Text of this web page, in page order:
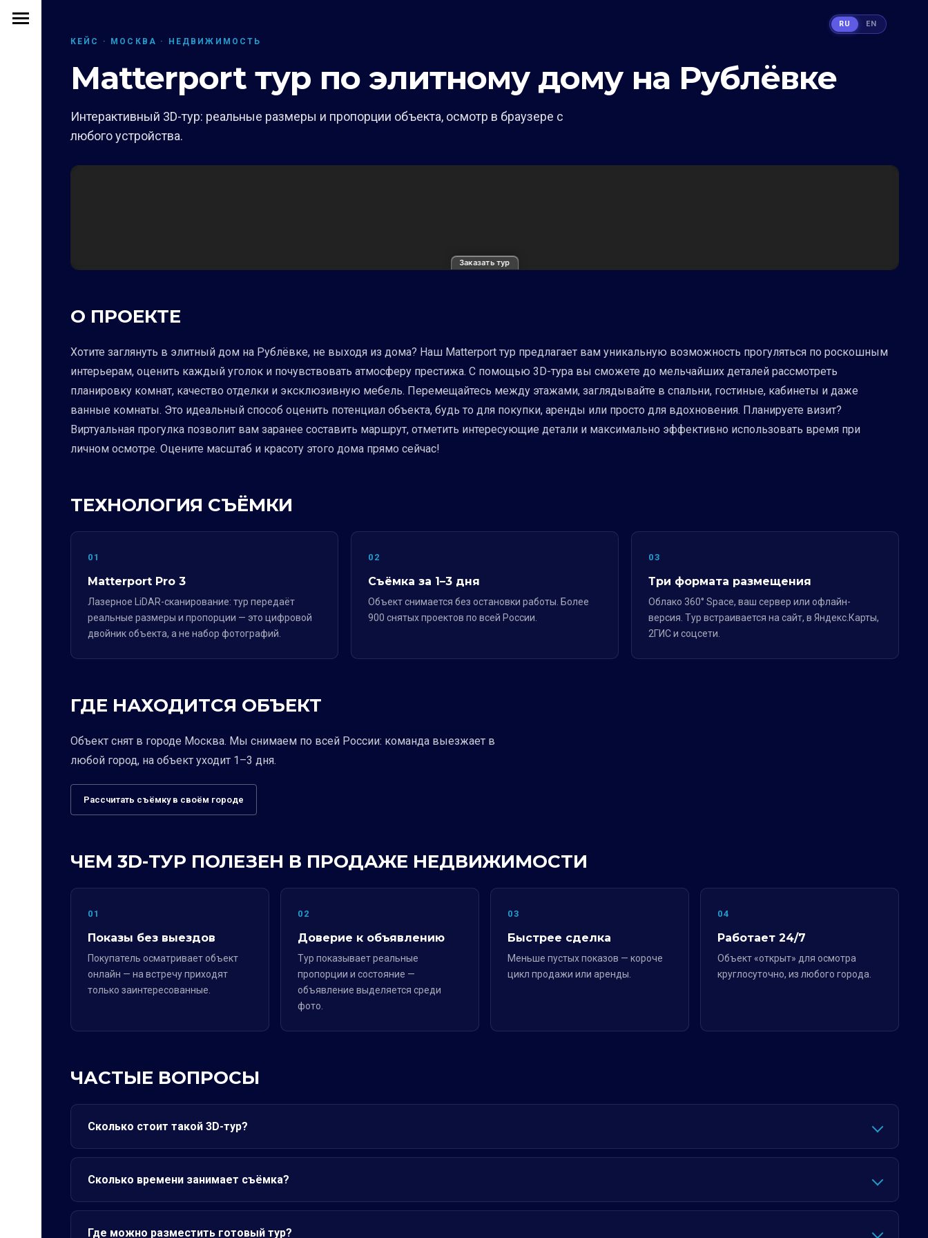
КЕЙС · МОСКВА · НЕДВИЖИМОСТЬ
Matterport тур по элитному дому на Рублёвке
Интерактивный 3D-тур: реальные размеры и пропорции объекта, осмотр в браузере с
любого устройства.
Заказать тур
О ПРОЕКТЕ
Хотите заглянуть в элитный дом на Рублёвке, не выходя из дома? Наш Matterport тур предлагает вам уникальную возможность прогуляться по роскошным
интерьерам, оценить каждый уголок и почувствовать атмосферу престижа. С помощью 3D-тура вы сможете до мельчайших деталей рассмотреть
планировку комнат, качество отделки и эксклюзивную мебель. Перемещайтесь между этажами, заглядывайте в спальни, гостиные, кабинеты и даже
ванные комнаты. Это идеальный способ оценить потенциал объекта, будь то для покупки, аренды или просто для вдохновения. Планируете визит?
Виртуальная прогулка позволит вам заранее составить маршрут, отметить интересующие детали и максимально эффективно использовать время при
личном осмотре. Оцените масштаб и красоту этого дома прямо сейчас!
ТЕХНОЛОГИЯ СЪЁМКИ
01
Matterport Pro 3
Лазерное LiDAR-сканирование: тур передаёт
реальные размеры и пропорции — это цифровой
двойник объекта, а не набор фотографий.
02
Съёмка за 1–3 дня
Объект снимается без остановки работы. Более
900 снятых проектов по всей России.
03
Три формата размещения
Облако 360° Space, ваш сервер или офлайн-
версия. Тур встраивается на сайт, в Яндекс.Карты,
2ГИС и соцсети.
ГДЕ НАХОДИТСЯ ОБЪЕКТ
Объект снят в городе Москва. Мы снимаем по всей России: команда выезжает в
любой город, на объект уходит 1–3 дня.
Рассчитать съёмку в своём городе
ЧЕМ 3D-ТУР ПОЛЕЗЕН В ПРОДАЖЕ НЕДВИЖИМОСТИ
01
Показы без выездов
Покупатель осматривает объект
онлайн — на встречу приходят
только заинтересованные.
02
Доверие к объявлению
Тур показывает реальные
пропорции и состояние —
объявление выделяется среди
фото.
03
Быстрее сделка
Меньше пустых показов — короче
цикл продажи или аренды.
04
Работает 24/7
Объект «открыт» для осмотра
круглосуточно, из любого города.
ЧАСТЫЕ ВОПРОСЫ
Сколько стоит такой 3D-тур?
Сколько времени занимает съёмка?
Где можно разместить готовый тур?
RU EN